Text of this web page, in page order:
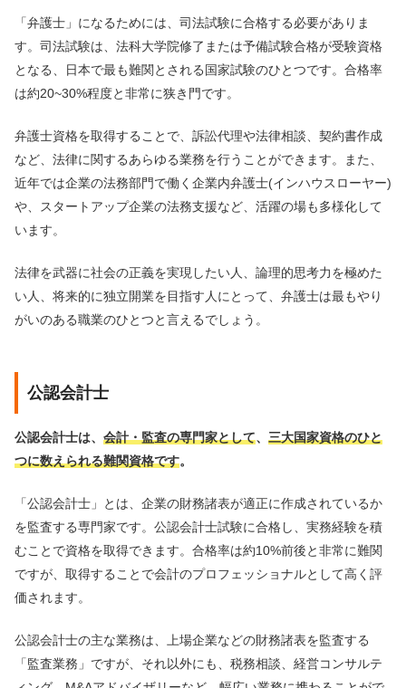
「弁護士」になるためには、司法試験に合格する必要がありま
す。司法試験は、法科大学院修了または予備試験合格が受験資格
となる、日本で最も難関とされる国家試験のひとつです。合格率
は約20~30%程度と非常に狭き門です。
弁護士資格を取得することで、訴訟代理や法律相談、契約書作成
など、法律に関するあらゆる業務を行うことができます。また、
近年では企業の法務部門で働く企業内弁護士(インハウスローヤー)
や、スタートアップ企業の法務支援など、活躍の場も多様化して
います。
法律を武器に社会の正義を実現したい人、論理的思考力を極めた
い人、将来的に独立開業を目指す人にとって、弁護士は最もやり
がいのある職業のひとつと言えるでしょう。
公認会計士
公認会計士は、 会計・監査の専門家として、 三大国家資格のひと
つに数えられる難関資格です。
「公認会計士」とは、企業の財務諸表が適正に作成されているか
を監査する専門家です。公認会計士試験に合格し、実務経験を積
むことで資格を取得できます。合格率は約10%前後と非常に難関
ですが、取得することで会計のプロフェッショナルとして高く評
価されます。
公認会計士の主な業務は、上場企業などの財務諸表を監査する
「監査業務」ですが、それ以外にも、税務相談、経営コンサルテ